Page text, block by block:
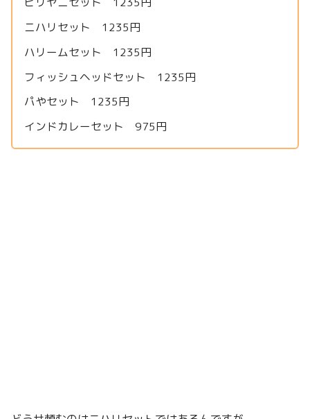
ニハリセット 1235円
ハリームセット 1235円
フィッシュヘッドセット 1235円
パやセット 1235円
インドカレーセット 975円